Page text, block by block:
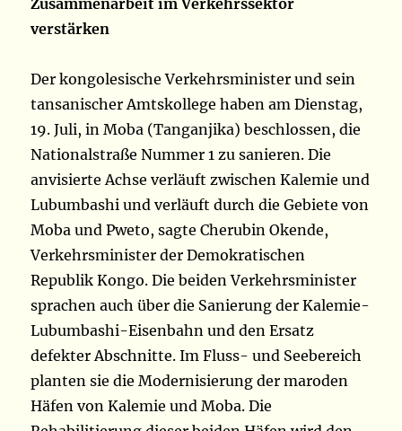
Zusammenarbeit im Verkehrssektor
verstärken
Der kongolesische Verkehrsminister und sein
tansanischer Amtskollege haben am Dienstag,
19. Juli, in Moba (Tanganjika) beschlossen, die
Nationalstraße Nummer 1 zu sanieren. Die
anvisierte Achse verläuft zwischen Kalemie und
Lubumbashi und verläuft durch die Gebiete von
Moba und Pweto, sagte Cherubin Okende,
Verkehrsminister der Demokratischen
Republik Kongo. Die beiden Verkehrsminister
sprachen auch über die Sanierung der Kalemie-
Lubumbashi-Eisenbahn und den Ersatz
defekter Abschnitte. Im Fluss- und Seebereich
planten sie die Modernisierung der maroden
Häfen von Kalemie und Moba. Die